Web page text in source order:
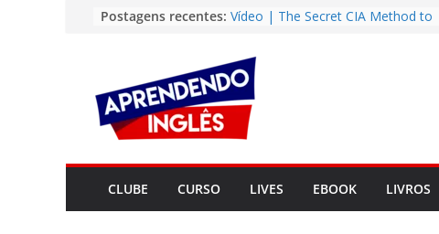
conteúdo
Postagens recentes: Vídeo | The Secret CIA Method to
Vídeo | How I m using NotebookLM
to power up my language learning
Vídeo | Do imaginary friends make
you smarter?
Story | Brasília: The City That Rose
from the Wilderness
Easy English Song | Somewhere
Over the Rainbow (Israel
Kamakawiwo’ole)
CLUBE CURSO LIVES EBOOK LIVROS